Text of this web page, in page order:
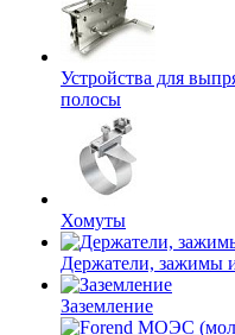
Устройства для
полосы
Хомуты
Держатели, зажимы
Заземление